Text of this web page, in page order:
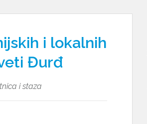
i lokalnih
Đurđ
i staza